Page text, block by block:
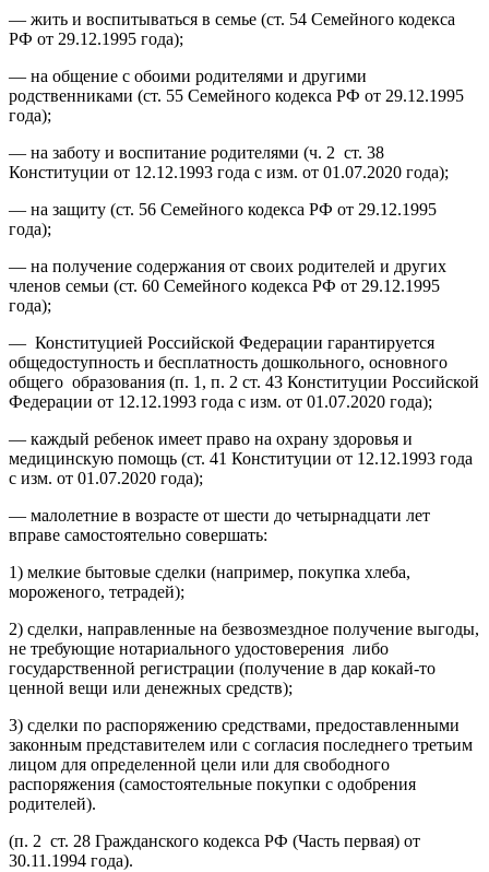
— жить и воспитываться в семье (ст. 54 Семейного кодекса
РФ от 29.12.1995 года);
— на общение с обоими родителями и другими
родственниками (ст. 55 Семейного кодекса РФ от 29.12.1995
года);
— на заботу и воспитание родителями (ч. 2 ст. 38
Конституции от 12.12.1993 года с изм. от 01.07.2020 года);
— на защиту (ст. 56 Семейного кодекса РФ от 29.12.1995
года);
— на получение содержания от своих родителей и других
членов семьи (ст. 60 Семейного кодекса РФ от 29.12.1995
года);
— Конституцией Российской Федерации гарантируется
общедоступность и бесплатность дошкольного, основного
общего образования (п. 1, п. 2 ст. 43 Конституции Российской
Федерации от 12.12.1993 года с изм. от 01.07.2020 года);
— каждый ребенок имеет право на охрану здоровья и
медицинскую помощь (ст. 41 Конституции от 12.12.1993 года
с изм. от 01.07.2020 года);
— малолетние в возрасте от шести до четырнадцати лет
вправе самостоятельно совершать:
1) мелкие бытовые сделки (например, покупка хлеба,
мороженого, тетрадей);
2) сделки, направленные на безвозмездное получение выгоды,
не требующие нотариального удостоверения либо
государственной регистрации (получение в дар кокай-то
ценной вещи или денежных средств);
3) сделки по распоряжению средствами, предоставленными
законным представителем или с согласия последнего третьим
лицом для определенной цели или для свободного
распоряжения (самостоятельные покупки с одобрения
родителей).
(п. 2 ст. 28 Гражданского кодекса РФ (Часть первая) от
30.11.1994 года).